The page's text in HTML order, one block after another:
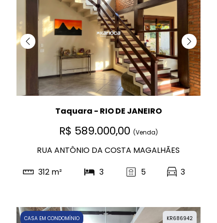
Taquara - RIO DE JANEIRO
R$ 589.000,00 (Venda)
RUA ANTÔNIO DA COSTA MAGALHÃES
312 m²
3 5 3
KR686942
CASA EM CONDOMÍNIO